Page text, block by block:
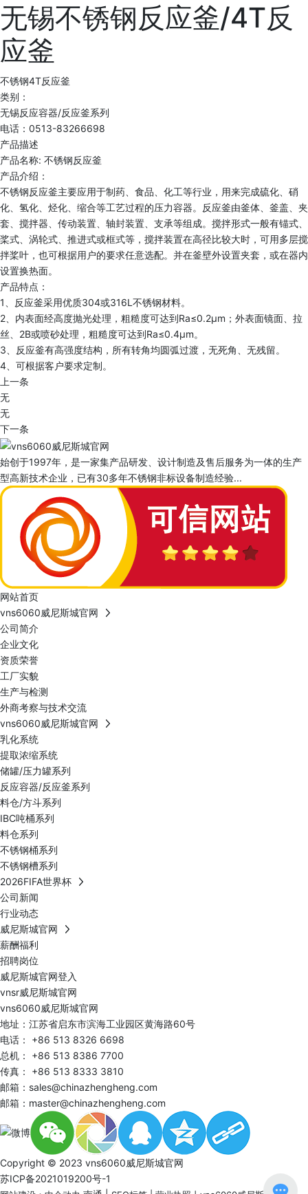
无锡不锈钢反应釜/4T反
应釜
不锈钢4T反应釜
类别：
无锡反应容器/反应釜系列
电话：0513-83266698
产品描述
产品名称: 不锈钢反应釜
产品介绍：
不锈钢反应釜主要应用于制药、食品、化工等行业，用来完成硫化、硝
化、氢化、烃化、缩合等工艺过程的压力容器。反应釜由釜体、釜盖、夹
套、搅拌器、传动装置、轴封装置、支承等组成。搅拌形式一般有锚式、
桨式、涡轮式、推进式或框式等，搅拌装置在高径比较大时，可用多层搅
拌桨叶，也可根据用户的要求任意选配。并在釜壁外设置夹套，或在器内
设置换热面。
产品特点：
1、反应釜采用优质304或316L不锈钢材料。
2、内表面经高度抛光处理，粗糙度可达到Ra≤0.2μm；外表面镜面、拉
丝、2B或喷砂处理，粗糙度可达到Ra≤0.4μm。
3、反应釜有高强度结构，所有转角均圆弧过渡，无死角、无残留。
4、可根据客户要求定制。
上一条
无
无
下一条
始创于1997年，是一家集产品研发、设计制造及售后服务为一体的生产
型高新技术企业，已有30多年不锈钢非标设备制造经验...
网站首页
vns6060威尼斯城官网
公司简介
企业文化
资质荣誉
工厂实貌
生产与检测
外商考察与技术交流
vns6060威尼斯城官网
乳化系统
提取浓缩系统
储罐/压力罐系列
反应容器/反应釜系列
料仓/方斗系列
IBC吨桶系列
料仓系列
不锈钢桶系列
不锈钢槽系列
2026FIFA世界杯
公司新闻
行业动态
威尼斯城官网
薪酬福利
招聘岗位
威尼斯城官网登入
vnsr威尼斯城官网
vns6060威尼斯城官网
地址：江苏省启东市滨海工业园区黄海路60号
电话： +86 513 8326 6698
总机： +86 513 8386 7700
传真： +86 513 8333 3810
邮箱： sales@chinazhengheng.com
邮箱： master@chinazhengheng.com
Copyright © 2023 vns6060威尼斯城官网
苏ICP备2021019200号-1